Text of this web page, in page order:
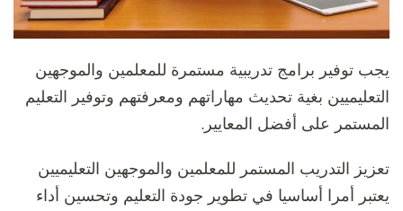
يجب توفير برامج تدريبية مستمرة للمعلمين والموجهين
التعليميين بغية تحديث مهاراتهم ومعرفتهم وتوفير التعليم
المستمر على أفضل المعايير.
تعزيز التدريب المستمر للمعلمين والموجهين التعليميين
يعتبر أمرا أساسيا في تطوير جودة التعليم وتحسين أداء